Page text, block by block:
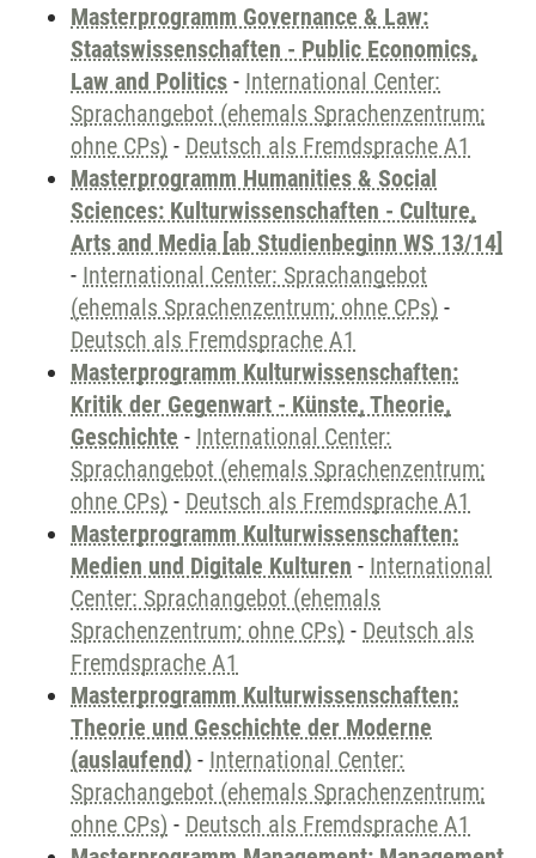
Masterprogramm Governance & Law:
Staatswissenschaften - Public Economics,
Law and Politics - International Center:
Sprachangebot (ehemals Sprachenzentrum;
ohne CPs) - Deutsch als Fremdsprache A1
Masterprogramm Humanities & Social
Sciences: Kulturwissenschaften - Culture,
Arts and Media [ab Studienbeginn WS 13/14]
- International Center: Sprachangebot
(ehemals Sprachenzentrum; ohne CPs) -
Deutsch als Fremdsprache A1
Masterprogramm Kulturwissenschaften:
Kritik der Gegenwart - Künste, Theorie,
Geschichte - International Center:
Sprachangebot (ehemals Sprachenzentrum;
ohne CPs) - Deutsch als Fremdsprache A1
Masterprogramm Kulturwissenschaften:
Medien und Digitale Kulturen - International
Center: Sprachangebot (ehemals
Sprachenzentrum; ohne CPs) - Deutsch als
Fremdsprache A1
Masterprogramm Kulturwissenschaften:
Theorie und Geschichte der Moderne
(auslaufend) - International Center:
Sprachangebot (ehemals Sprachenzentrum;
ohne CPs) - Deutsch als Fremdsprache A1